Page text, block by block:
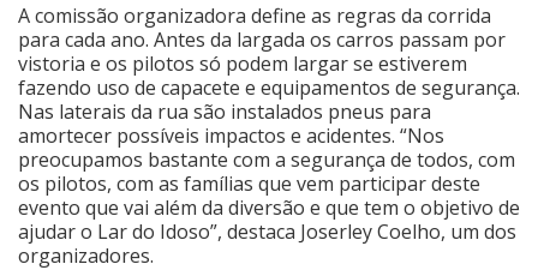
A comissão organizadora define as regras da corrida
para cada ano. Antes da largada os carros passam por
vistoria e os pilotos só podem largar se estiverem
fazendo uso de capacete e equipamentos de segurança.
Nas laterais da rua são instalados pneus para
amortecer possíveis impactos e acidentes. “Nos
preocupamos bastante com a segurança de todos, com
os pilotos, com as famílias que vem participar deste
evento que vai além da diversão e que tem o objetivo de
ajudar o Lar do Idoso”, destaca Joserley Coelho, um dos
organizadores.